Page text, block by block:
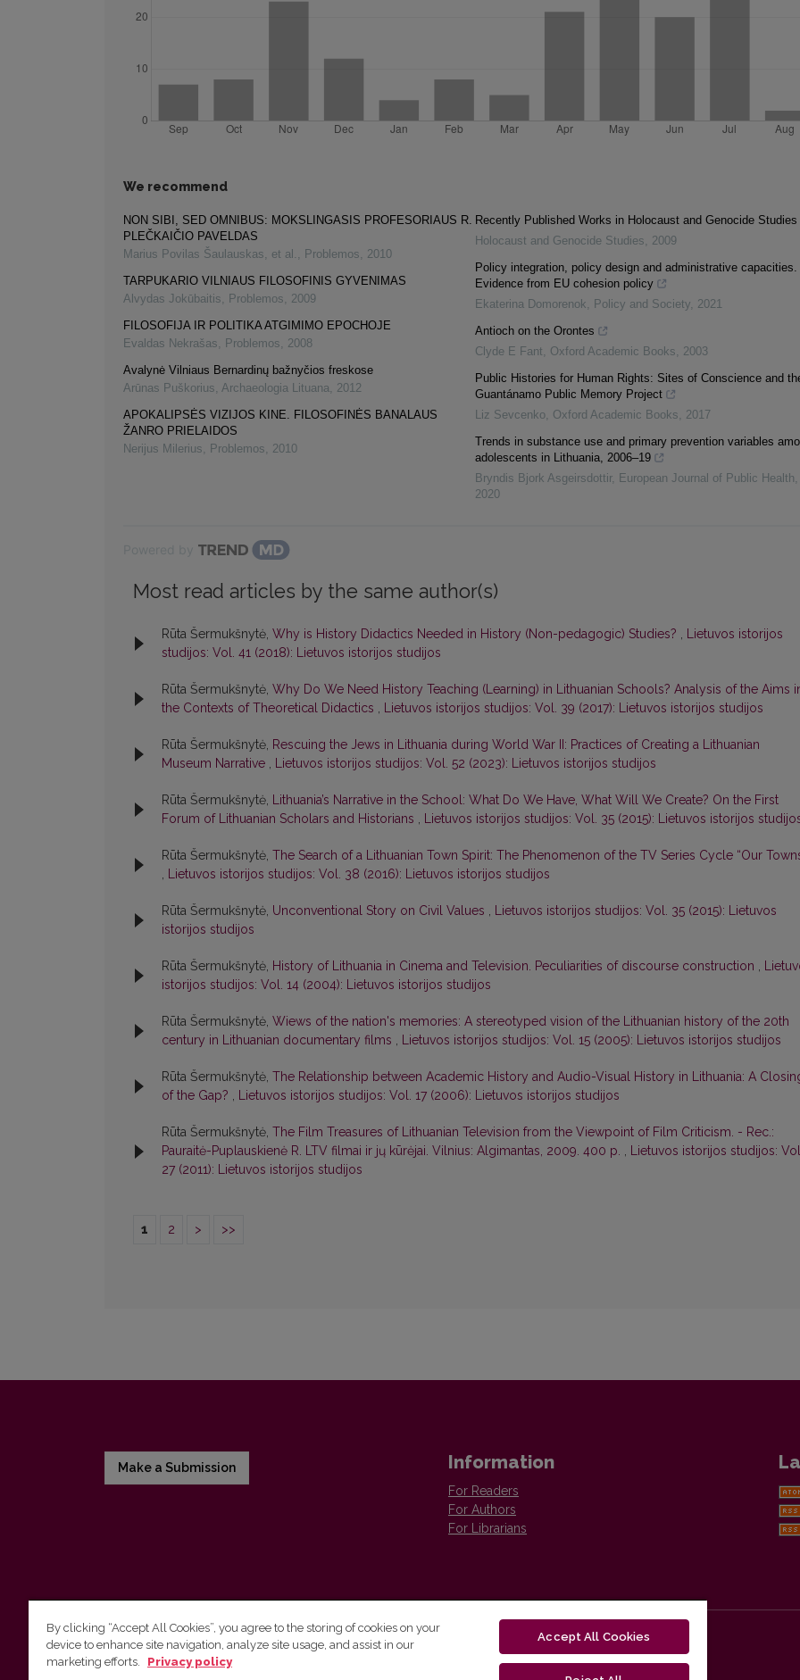
We recommend
NON SIBI, SED OMNIBUS: MOKSLINGASIS PROFESORIAUS R.
PLEČKAIČIO PAVELDAS
Marius Povilas Šaulauskas, et al. , Problemos, 2010
TARPUKARIO VILNIAUS FILOSOFINIS GYVENIMAS
Alvydas Jokūbaitis, Problemos, 2009
FILOSOFIJA IR POLITIKA ATGIMIMO EPOCHOJE
Evaldas Nekrašas, Problemos, 2008
Avalynė Vilniaus Bernardinų bažnyčios freskose
Arūnas Puškorius, Archaeologia Lituana, 2012
APOKALIPSĖS VIZIJOS KINE. FILOSOFINĖS BANALAUS
ŽANRO PRIELAIDOS
Nerijus Milerius, Problemos, 2010
Recently Published Works in Holocaust and Genocide Studies
Holocaust and Genocide Studies, 2009
Policy integration, policy design and administrative capacities.
Evidence from EU cohesion policy
Ekaterina Domorenok, Policy and Society, 2021
Antioch on the Orontes
Clyde E Fant, Oxford Academic Books, 2003
Public Histories for Human Rights: Sites of Conscience and
Guantánamo Public Memory Project
Liz Sevcenko, Oxford Academic Books, 2017
Trends in substance use and primary prevention variables
adolescents in Lithuania, 2006–19
Bryndis Bjork Asgeirsdottir, European Journal of Public Health,
2020
Most read articles by the same author(s)
Rūta Šermukšnytė, Why is History Didactics Needed in History (Non-pedagogic) Studies? , Lietuvos istorijos
studijos: Vol. 41 (2018): Lietuvos istorijos studijos
Rūta Šermukšnytė, Why Do We Need History Teaching (Learning) in Lithuanian Schools? Analysis of the Aims
the Contexts of Theoretical Didactics , Lietuvos istorijos studijos: Vol. 39 (2017): Lietuvos istorijos studijos
Rūta Šermukšnytė, Rescuing the Jews in Lithuania during World War II: Practices of Creating a Lithuanian
Museum Narrative , Lietuvos istorijos studijos: Vol. 52 (2023): Lietuvos istorijos studijos
Rūta Šermukšnytė, Lithuania’s Narrative in the School: What Do We Have, What Will We Create? On the First
Forum of Lithuanian Scholars and Historians , Lietuvos istorijos studijos: Vol. 35 (2015): Lietuvos istorijos
Rūta Šermukšnytė, The Search of a Lithuanian Town Spirit: The Phenomenon of the TV Series Cycle “Our
, Lietuvos istorijos studijos: Vol. 38 (2016): Lietuvos istorijos studijos
Rūta Šermukšnytė, Unconventional Story on Civil Values , Lietuvos istorijos studijos: Vol. 35 (2015): Lietuvos
istorijos studijos
Rūta Šermukšnytė, History of Lithuania in Cinema and Television. Peculiarities of discourse construction ,
istorijos studijos: Vol. 14 (2004): Lietuvos istorijos studijos
Rūta Šermukšnytė, Wiews of the nation's memories: A stereotyped vision of the Lithuanian history of the 20th
century in Lithuanian documentary films , Lietuvos istorijos studijos: Vol. 15 (2005): Lietuvos istorijos studijos
Rūta Šermukšnytė, The Relationship between Academic History and Audio-Visual History in Lithuania: A
of the Gap? , Lietuvos istorijos studijos: Vol. 17 (2006): Lietuvos istorijos studijos
Rūta Šermukšnytė, The Film Treasures of Lithuanian Television from the Viewpoint of Film Criticism. - Rec.:
Pauraitė-Puplauskienė R. LTV filmai ir jų kūrėjai. Vilnius: Algimantas, 2009. 400 p. , Lietuvos istorijos studijos:
27 (2011): Lietuvos istorijos studijos
1 2 > >>
Make a Submission Information
For Readers
For Authors
For Librarians
Vilnius University Press
By clicking “Accept All Cookies”, you agree to the storing of cookies on your
device to enhance site navigation, analyze site usage, and assist in our
marketing efforts.
Privacy policy
Accept All Cookies